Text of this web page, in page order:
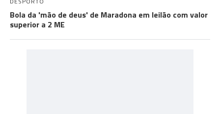
Bola da 'mão de deus' de Maradona em leilão com valor
superior a 2 ME